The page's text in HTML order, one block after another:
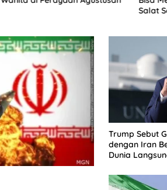
Salat
Trump Sebut
dengan Iran
Dunia